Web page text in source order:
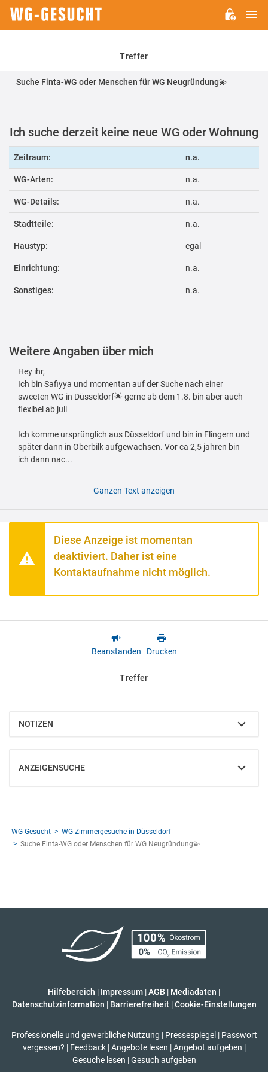
Treffer
Suche Finta-WG oder Menschen für WG Neugründung💫
Ich suche derzeit keine neue WG oder Wohnung
Zeitraum: n.a.
WG-Arten: n.a.
WG-Details: n.a.
Stadtteile: n.a.
Haustyp: egal
Einrichtung: n.a.
Sonstiges: n.a.
Weitere Angaben über mich
Hey ihr,
Ich bin Safiyya und momentan auf der Suche nach einer
sweeten WG in Düsseldorf🌟 gerne ab dem 1.8. bin aber auch
flexibel ab juli
Ich komme ursprünglich aus Düsseldorf und bin in Flingern und
später dann in Oberbilk aufgewachsen. Vor ca 2,5 jahren bin
ich dann nac...
Ganzen Text anzeigen
Diese Anzeige ist momentan
deaktiviert. Daher ist eine
Kontaktaufnahme nicht möglich.
Beanstanden Drucken
Treffer
NOTIZEN
EINBLENDEN
ANZEIGENSUCHE
EINBLENDEN
WG-Gesucht
WG-Zimmergesuche in Düsseldorf
Suche Finta-WG oder Menschen für WG Neugründung💫
Hilfebereich | Impressum |AGB | Mediadaten |
Datenschutzinformation | Barrierefreiheit | Cookie-Einstellungen
Professionelle und gewerbliche Nutzung | Pressespiegel | Passwort
vergessen? | Feedback | Angebote lesen | Angebot aufgeben |
Gesuche lesen | Gesuch aufgeben